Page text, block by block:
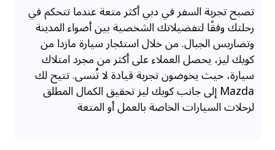
تصبح تجربة السفر في دبي أكثر متعة عندما تتحكم في
رحلتك وفقًا لتفضيلاتك الشخصية بين أضواء المدينة
وتضاريس الجبال. من خلال استئجار سيارة مازدا من
كويك ليز، يحصل العملاء على أكثر من مجرد امتلاك
سيارة، حيث يخوضون تجربة قيادة لا تُنسى. تتيح لك
Mazda إلى جانب كويك ليز تحقيق الكمال المطلق
لرحلات السيارات الخاصة بالعمل أو المتعة